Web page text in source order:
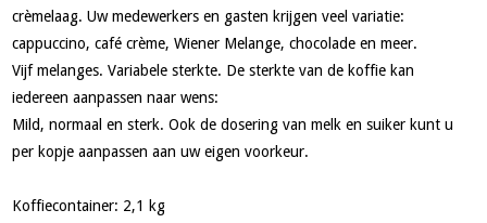
crèmelaag. Uw medewerkers en gasten krijgen veel variatie:
cappuccino, café crème, Wiener Melange, chocolade en meer.
Vijf melanges. Variabele sterkte. De sterkte van de koffie kan
iedereen aanpassen naar wens:
Mild, normaal en sterk. Ook de dosering van melk en suiker kunt u
per kopje aanpassen aan uw eigen voorkeur.
Koffiecontainer: 2,1 kg